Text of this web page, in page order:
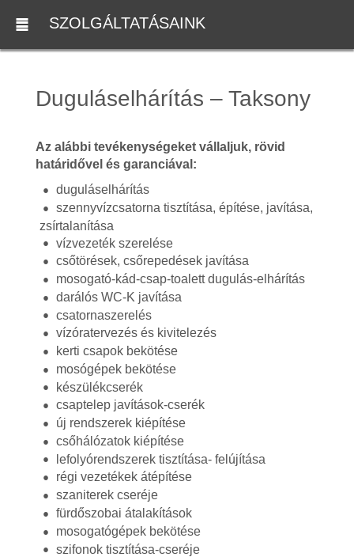
SZOLGÁLTATÁSAINK
Duguláselhárítás – Taksony
Az alábbi tevékenységeket vállaljuk, rövid
határidővel és garanciával:
duguláselhárítás
szennyvízcsatorna tisztítása, építése, javítása,
zsírtalanítása
vízvezeték szerelése
csőtörések, csőrepedések javítása
mosogató-kád-csap-toalett dugulás-elhárítás
darálós WC-K javítása
csatornaszerelés
vízóratervezés és kivitelezés
kerti csapok bekötése
mosógépek bekötése
készülékcserék
csaptelep javítások-cserék
új rendszerek kiépítése
csőhálózatok kiépítése
lefolyórendszerek tisztítása- felújítása
régi vezetékek átépítése
szaniterek cseréje
fürdőszobai átalakítások
mosogatógépek bekötése
szifonok tisztítása-cseréje